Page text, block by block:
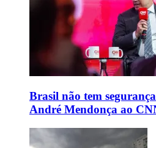
Brasil não tem
André Mendonça ao